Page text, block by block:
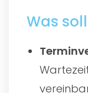
Was